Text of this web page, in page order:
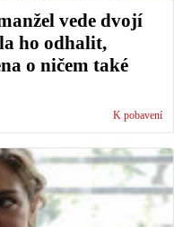
vede dvojí
ho odhalit,
o ničem také
K pobavení